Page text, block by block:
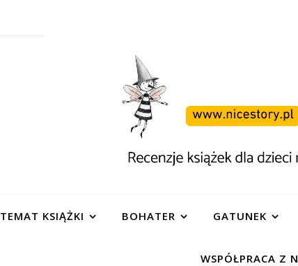
TEMAT KSIĄŻKI BOHATER GATUNEK
WSPÓŁPRACA Z